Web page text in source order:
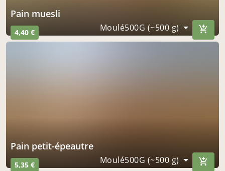
Pain muesli
4,40 € Moulé500G (~500 g)
Pain petit-épeautre
5,35 € Moulé500G (~500 g)